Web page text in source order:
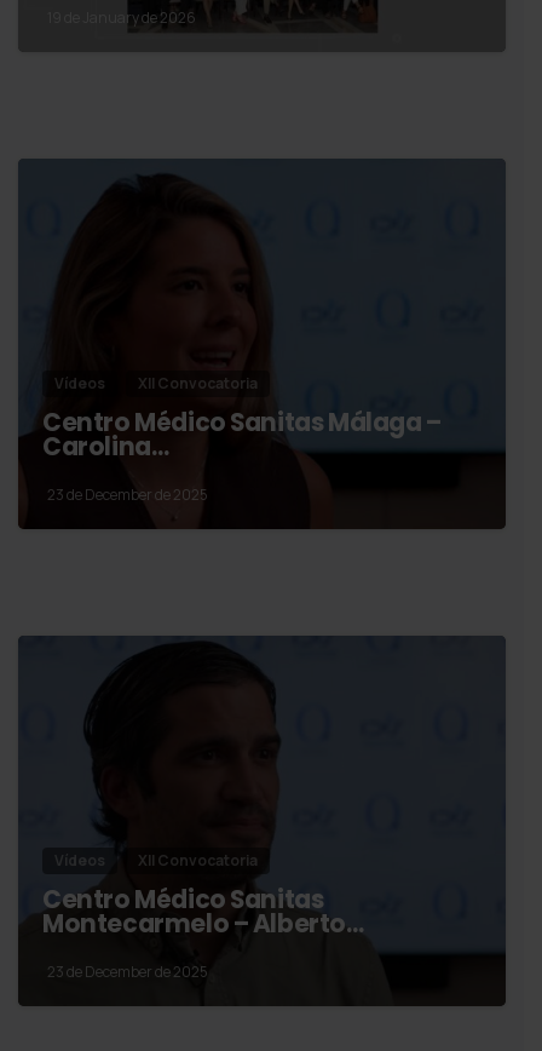
19 de January de 2026
Vídeos XII Convocatoria
Centro Médico Sanitas Málaga –
Carolina…
23 de December de 2025
Vídeos XII Convocatoria
Centro Médico Sanitas
Montecarmelo – Alberto…
23 de December de 2025